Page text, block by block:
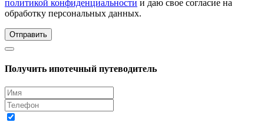
политикой конфиденциальности и даю свое согласие на
обработку персональных данных.
Отправить
Получить ипотечный путеводитель